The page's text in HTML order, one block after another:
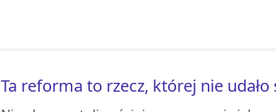
Ta reforma to rzecz, której nie udało